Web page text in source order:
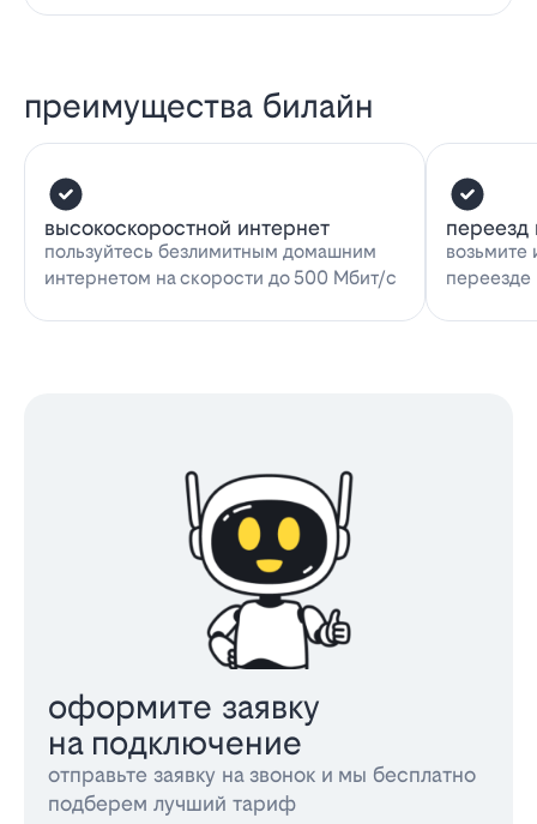
преимущества билайн
высокоскоростной интернет
пользуйтесь безлимитным домашним
интернетом на скорости до 500 Мбит/с
переезд
возьмите
переезде
оформите заявку
на подключение
отправьте заявку на звонок и мы бесплатно
подберем лучший тариф